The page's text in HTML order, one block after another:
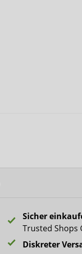
Sicher
Trusted Shops
Diskreter